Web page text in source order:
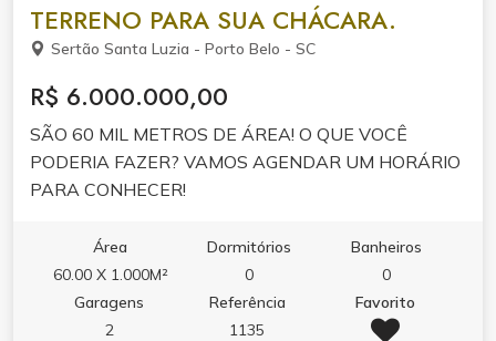
TERRENO PARA SUA CHÁCARA.
Sertão Santa Luzia - Porto Belo - SC
R$ 6.000.000,00
SÃO 60 MIL METROS DE ÁREA! O QUE VOCÊ
PODERIA FAZER? VAMOS AGENDAR UM HORÁRIO
PARA CONHECER!
Área
60.00 X 1.000M²
Dormitórios
0
Banheiros
0
Garagens
2
Referência
1135
Favorito